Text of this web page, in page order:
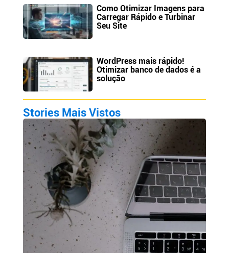
Como Otimizar Imagens para
Carregar Rápido e Turbinar
Seu Site
WordPress mais rápido!
Otimizar banco de dados é a
solução
Stories Mais Vistos